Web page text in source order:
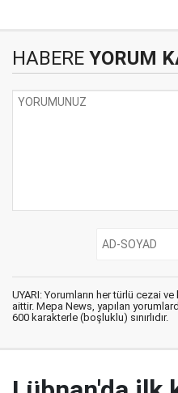
HABERE YORUM
UYARI: Yorumların her türlü cezai
aittir. Mepa News, yapılan
600 karakterle (boşluklu) sınırlıdır.